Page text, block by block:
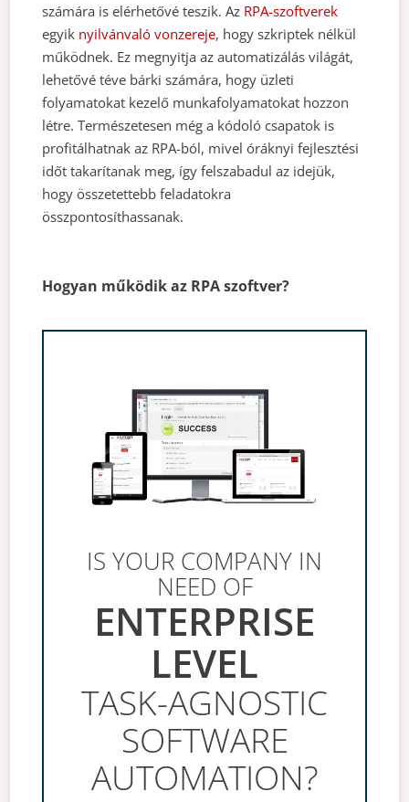
számára is elérhetővé teszik. Az RPA-szoftverek
egyik nyilvánvaló vonzereje, hogy szkriptek nélkül
működnek. Ez megnyitja az automatizálás világát,
lehetővé téve bárki számára, hogy üzleti
folyamatokat kezelő munkafolyamatokat hozzon
létre. Természetesen még a kódoló csapatok is
profitálhatnak az RPA-ból, mivel óráknyi fejlesztési
időt takarítanak meg, így felszabadul az idejük,
hogy összetettebb feladatokra
összpontosíthassanak.
Hogyan működik az RPA szoftver?
IS YOUR COMPANY IN
NEED OF
ENTERPRISE
LEVEL
TASK-AGNOSTIC
SOFTWARE
AUTOMATION?